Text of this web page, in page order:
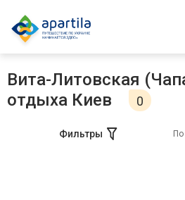
Вита-Литовская
отдыха Киев
0
Фильтры